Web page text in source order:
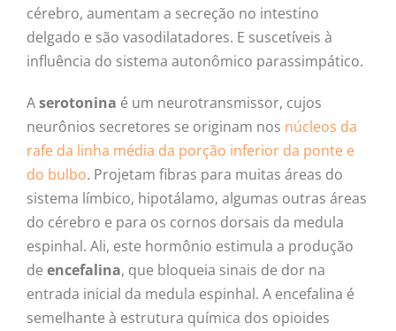
cérebro, aumentam a secreção no intestino
delgado e são vasodilatadores. E suscetíveis à
influência do sistema autonômico parassimpático.
Aserotonina é um neurotransmissor, cujos
neurônios secretores se originam nos núcleos da
rafe da linha média da porção inferior da ponte e
do bulbo. Projetam fibras para muitas áreas do
sistema límbico, hipotálamo, algumas outras áreas
do cérebro e para os cornos dorsais da medula
espinhal. Ali, este hormônio estimula a produção
de encefalina, que bloqueia sinais de dor na
entrada inicial da medula espinhal. A encefalina é
semelhante à estrutura química dos opioides